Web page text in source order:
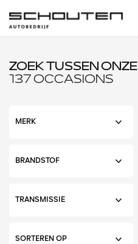
ZOEK TUSSEN ONZE
137 OCCASIONS